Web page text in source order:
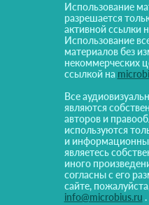
Использование
разрешается
активной ссылки
Использование
материалов без
некоммерческих
ссылкой на
Все
являются
авторов и
используются
и
являетесь
иного
согласны с его
сайте,
info@microbius.ru .